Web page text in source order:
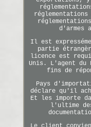
d'armes
Il est
partie
licence est
Unis. L'agent du
fins de
Pays
déclare qu'il
Et les importe
l'ultime